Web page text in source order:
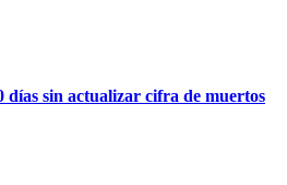
días sin actualizar cifra de muertos